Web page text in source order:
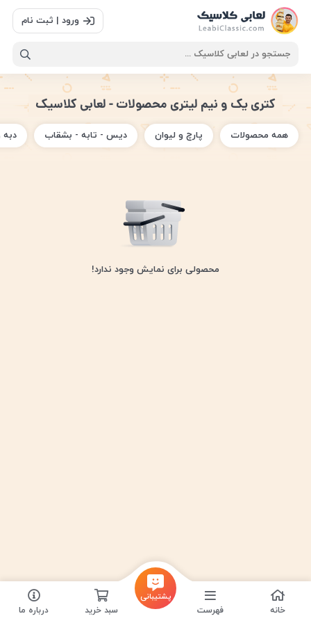
ورود | ثبت نام
کتری یک و نیم لیتری محصولات - لعابی کلاسیک
همه محصولات پارچ و لیوان دیس - تابه - بشقاب
محصولی برای نمایش وجود ندارد!
خانه فهرست درباره ما سبد خرید
پشتیبانی